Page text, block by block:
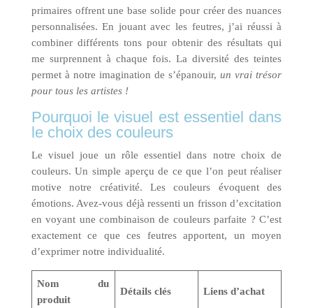
primaires offrent une base solide pour créer des nuances
personnalisées. En jouant avec les feutres, j’ai réussi à
combiner différents tons pour obtenir des résultats qui
me surprennent à chaque fois. La diversité des teintes
permet à notre imagination de s’épanouir,un vrai trésor
pour tous les artistes !
Pourquoi le visuel est essentiel dans
le choix des couleurs
Le visuel joue un rôle essentiel dans notre choix de
couleurs. Un simple aperçu de ce que l’on peut réaliser
motive notre créativité. Les couleurs évoquent des
émotions. Avez-vous déjà ressenti un frisson d’excitation
en voyant une combinaison de couleurs parfaite ? C’est
exactement ce que ces feutres apportent, un moyen
d’exprimer notre individualité.
Nom du
produit
Détails clés Liens d’achat